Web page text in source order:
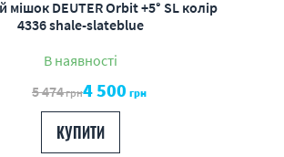
мішок DEUTER Orbit +5° SL колір
4336 shale-slateblue
В наявності
5 474грн4 500 грн
КУПИТИ